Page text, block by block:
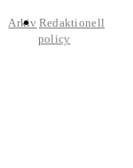
Arkiv Redaktionell
policy